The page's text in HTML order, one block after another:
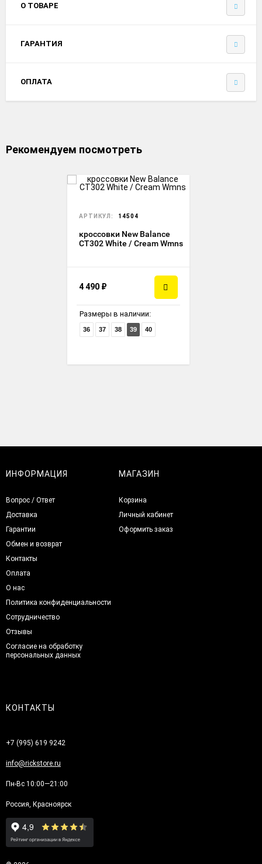
О ТОВАРЕ
ГАРАНТИЯ
ОПЛАТА
Рекомендуем посмотреть
АРТИКУЛ: 14504
кроссовки New Balance
CT302 White / Cream Wmns
4 490 ₽
Размеры в наличии:
36 37 38 39 40
ИНФОРМАЦИЯ
Вопрос / Ответ
Доставка
Гарантии
Обмен и возврат
Контакты
Оплата
О нас
Политика конфиденциальности
Сотрудничество
Отзывы
Согласие на обработку
персональных данных
МАГАЗИН
Корзина
Личный кабинет
Оформить заказ
КОНТАКТЫ
+7 (995) 619 9242
info@rickstore.ru
Пн-Вс 10:00—21:00
Россия, Красноярск